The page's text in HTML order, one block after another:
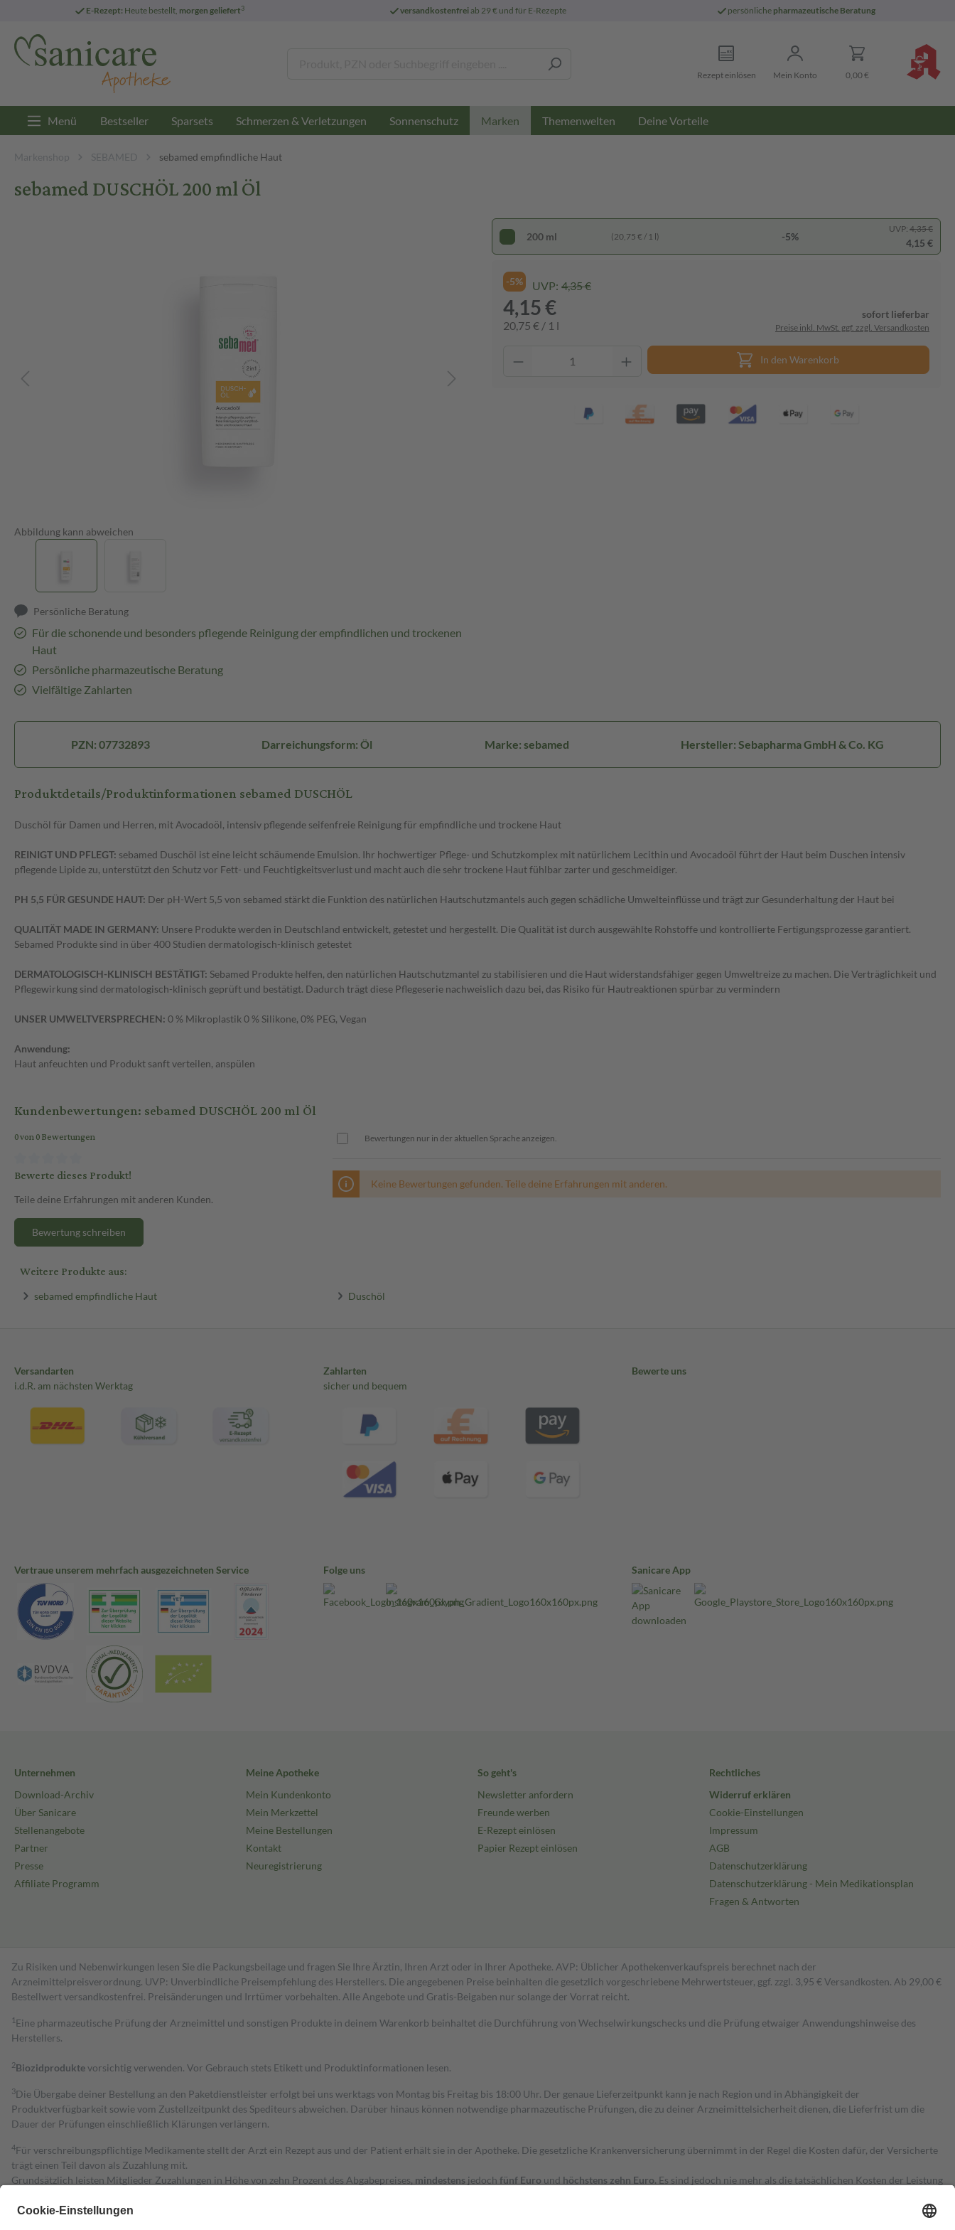
E-Rezept: Heute bestellt, morgen geliefert3 versandkostenfreiab 29 € und für E-Rezepte persönliche pharmazeutische Beratung
Rezept einlösen Mein Konto 0,00 €
Menü Bestseller Sparsets Schmerzen & Verletzungen Sonnenschutz Marken Themenwelten Deine Vorteile
Markenshop SEBAMED sebamed empfindliche Haut
sebamed DUSCHÖL 200 ml Öl
Abbildung kann abweichen
Persönliche Beratung
Für die schonende und besonders pflegende Reinigung der empfindlichen und trockenen
Haut
Persönliche pharmazeutische Beratung
Vielfältige Zahlarten
200 ml (20,75 € / 1 l) -5%
UVP: 4,35 €
4,15 €
-5% UVP: 4,35 €
4,15 €
20,75 € / 1 l
sofort lieferbar
Preise inkl. MwSt. ggf. zzgl. Versandkosten
In den Warenkorb
PZN: 07732893 Darreichungsform: Öl Marke: sebamed Hersteller: Sebapharma GmbH & Co. KG
Produktdetails/Produktinformationen sebamed DUSCHÖL
Duschöl für Damen und Herren, mit Avocadoöl, intensiv pflegende seifenfreie Reinigung für empfindliche und trockene Haut
REINIGT UND PFLEGT: sebamed Duschöl ist eine leicht schäumende Emulsion. Ihr hochwertiger Pflege- und Schutzkomplex mit natürlichem Lecithin und Avocadoöl führt der Haut beim Duschen intensiv
pflegende Lipide zu, unterstützt den Schutz vor Fett- und Feuchtigkeitsverlust und macht auch die sehr trockene Haut fühlbar zarter und geschmeidiger.
PH 5,5 FÜR GESUNDE HAUT: Der pH-Wert 5,5 von sebamed stärkt die Funktion des natürlichen Hautschutzmantels auch gegen schädliche Umwelteinflüsse und trägt zur Gesunderhaltung der Haut bei
QUALITÄT MADE IN GERMANY: Unsere Produkte werden in Deutschland entwickelt, getestet und hergestellt. Die Qualität ist durch ausgewählte Rohstoffe und kontrollierte Fertigungsprozesse garantiert.
Sebamed Produkte sind in über 400 Studien dermatologisch-klinisch getestet
DERMATOLOGISCH-KLINISCH BESTÄTIGT: Sebamed Produkte helfen, den natürlichen Hautschutzmantel zu stabilisieren und die Haut widerstandsfähiger gegen Umweltreize zu machen. Die Verträglichkeit und
Pflegewirkung sind dermatologisch-klinisch geprüft und bestätigt. Dadurch trägt diese Pflegeserie nachweislich dazu bei, das Risiko für Hautreaktionen spürbar zu vermindern
UNSER UMWELTVERSPRECHEN: 0 % Mikroplastik 0 % Silikone, 0% PEG, Vegan
Anwendung:
Haut anfeuchten und Produkt sanft verteilen, anspülen
Kundenbewertungen: sebamed DUSCHÖL 200 ml Öl
0 von 0 Bewertungen
Bewerte dieses Produkt!
Teile deine Erfahrungen mit anderen Kunden.
Bewertung schreiben
Bewertungen nur in der aktuellen Sprache anzeigen.
Keine Bewertungen gefunden. Teile deine Erfahrungen mit anderen.
Weitere Produkte aus:
sebamed empfindliche Haut Duschöl
Versandarten
i.d.R. am nächsten Werktag
Zahlarten
sicher und bequem
Bewerte uns
Vertraue unserem mehrfach ausgezeichneten Service Folge uns Sanicare App
Unternehmen
Download-Archiv
Über Sanicare
Stellenangebote
Partner
Presse
Affiliate Programm
Meine Apotheke
Mein Kundenkonto
Mein Merkzettel
Meine Bestellungen
Kontakt
Neuregistrierung
So geht's
Newsletter anfordern
Freunde werben
E-Rezept einlösen
Papier Rezept einlösen
Rechtliches
Widerruf erklären
Cookie-Einstellungen
Impressum
AGB
Datenschutzerklärung
Datenschutzerklärung - Mein Medikationsplan
Fragen & Antworten
Zu Risiken und Nebenwirkungen lesen Sie die Packungsbeilage und fragen Sie Ihre Ärztin, Ihren Arzt oder in Ihrer Apotheke. AVP: Üblicher Apothekenverkaufspreis berechnet nach der
Arzneimittelpreisverordnung. UVP: Unverbindliche Preisempfehlung des Herstellers. Die angegebenen Preise beinhalten die gesetzlich vorgeschriebene Mehrwertsteuer, ggf. zzgl. 3,95 € Versandkosten. Ab 29,00 €
Bestell­wert versand­kosten­frei. Preisänderungen und Irrtümer vorbehalten. Alle Angebote und Gratis-Beigaben nur solange der Vorrat reicht.
1 Eine pharmazeutische Prüfung der Arzneimittel und sonstigen Produkte in deinem Warenkorb beinhaltet die Durchführung von Wechselwirkungschecks und die Prüfung etwaiger Anwendungshinweise des
Herstellers.
2Biozidproduktevorsichtig verwenden. Vor Gebrauch stets Etikett und Produktinformationen lesen.
3Die Übergabe deiner Bestellung an den Paketdienstleister erfolgt bei uns werktags von Montag bis Freitag bis 18:00 Uhr. Der genaue Lieferzeitpunkt kann je nach Region und in Abhängigkeit der
Produktverfügbarkeit sowie vom Zustellzeitpunkt des Spediteurs abweichen. Darüber hinaus können notwendige pharmazeutische Prüfungen, die zu deiner Arzneimittelsicherheit dienen, die Lieferfrist um die
Dauer der Prüfungen einschließlich Klärungen verlängern.
4Für verschreibungspflichtige Medikamente stellt der Arzt ein Rezept aus und der Patient erhält sie in der Apotheke. Die gesetzliche Krankenversicherung übernimmt in der Regel die Kosten dafür, der Versicherte
trägt einen Teil davon als Zuzahlung mit.
Grundsätzlich leisten Mitglieder Zuzahlungen in Höhe von zehn Prozent des Abgabepreises, mindestens jedoch fünf Euro und höchstens zehn Euro. Es sind jedoch nie mehr als die tatsächlichen Kosten der Leistung
Diese Regeln gelten grundsätzlich auch für Online-Apotheken.